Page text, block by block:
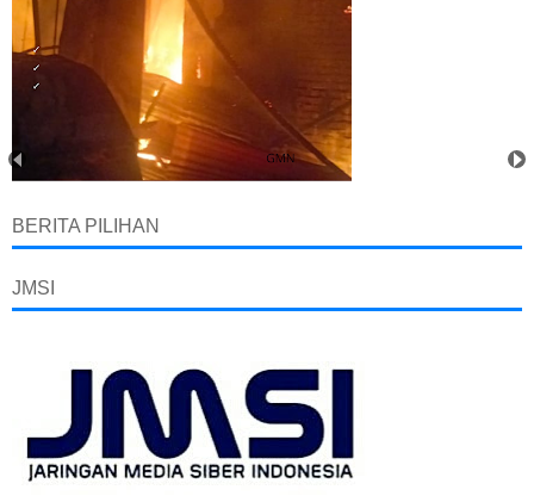
BERITA PILIHAN
JMSI